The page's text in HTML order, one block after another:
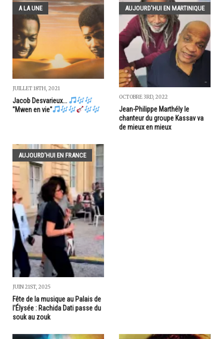
A LA UNE
JUILLET 18TH, 2021
Jacob Desvarieux...
"Mwen en vie"
AUJOURD'HUI EN MARTINIQUE
OCTOBRE 3RD, 2022
Jean-Philippe Marthély le
chanteur du groupe Kassav va
de mieux en mieux
AUJOURD'HUI EN FRANCE
JUIN 21ST, 2025
Fête de la musique au Palais de
l'Élysée : Rachida Dati passe du
souk au zouk